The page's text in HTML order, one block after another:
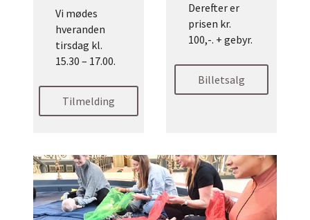
Vi mødes
hveranden
tirsdag kl.
15.30 – 17.00.
Tilmelding
Derefter er
prisen kr.
100,-. + gebyr.
Billetsalg